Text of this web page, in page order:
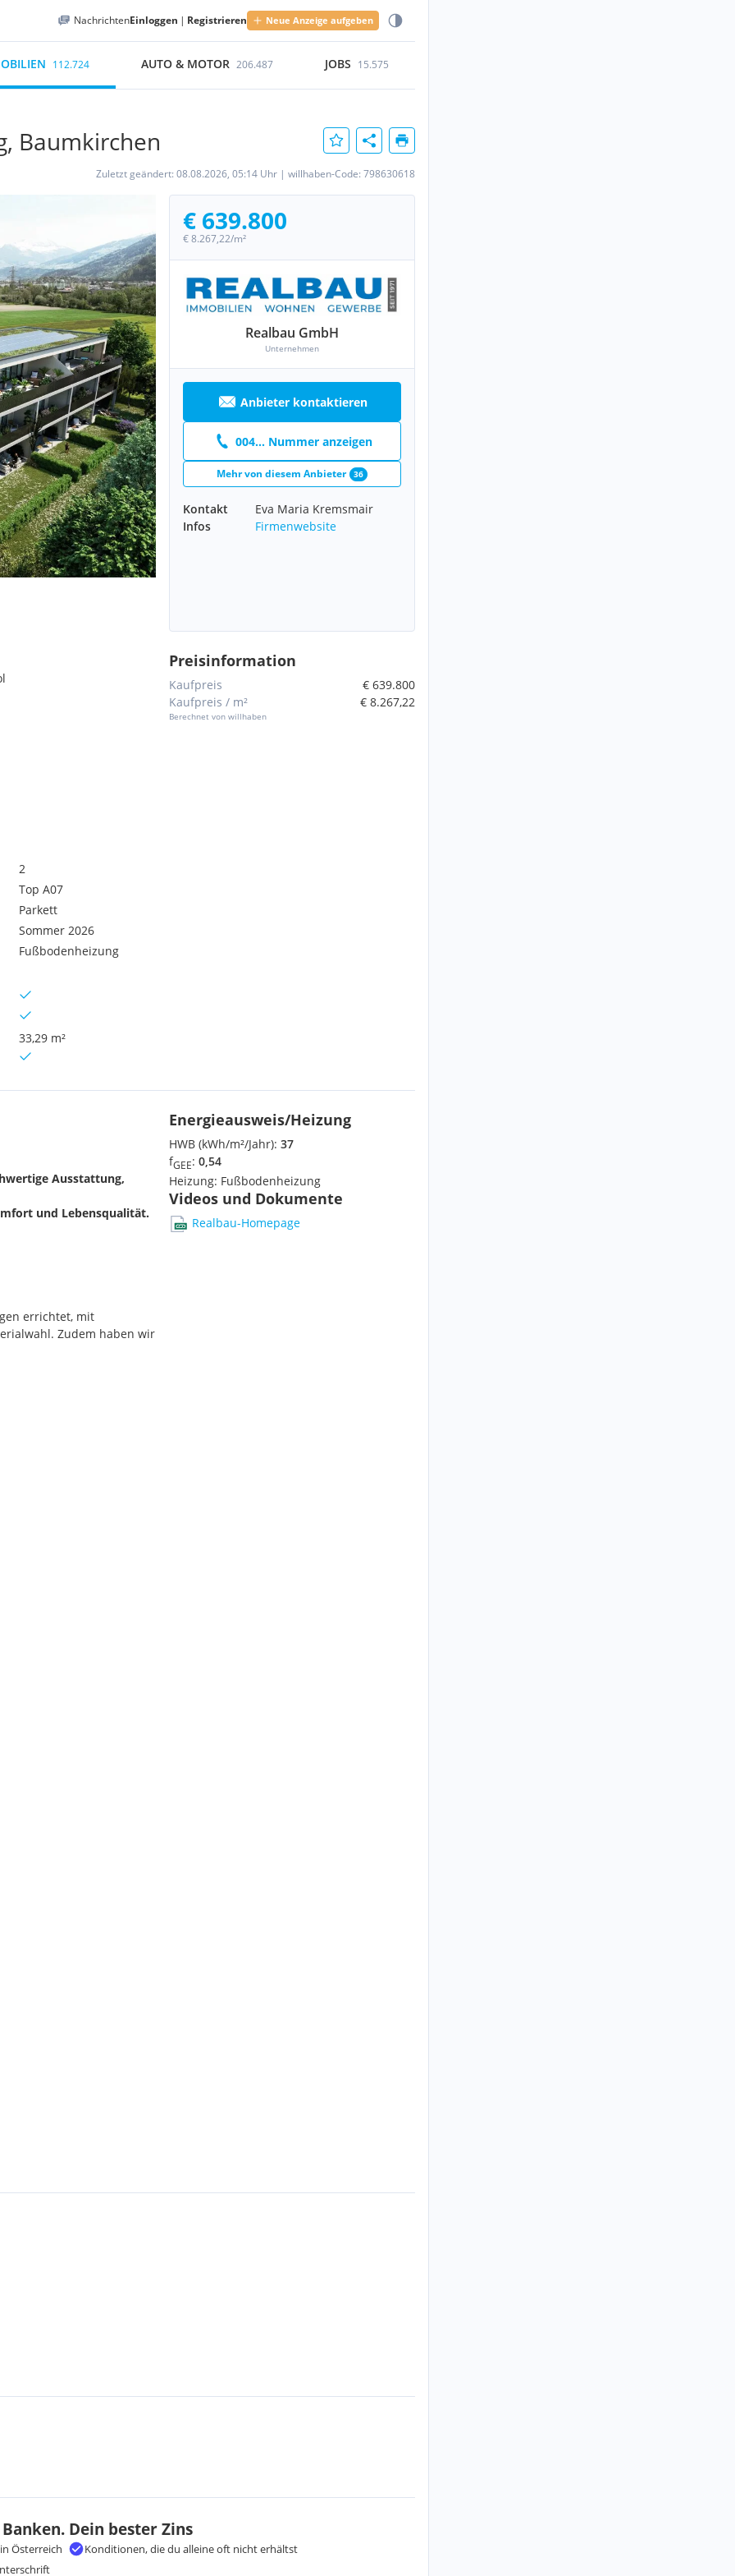
NachrichtenEinloggen | Registrieren Neue Anzeige aufgeben
112.724 AUTO & MOTOR 206.487 JOBS 15.575
Baumkirchen
Zuletzt geändert: 08.08.2026, 05:14 Uhr | willhaben-Code: 798630618
€ 639.800
€ 8.267,22/m²
Realbau GmbH
Unternehmen
Anbieter kontaktieren
004... Nummer anzeigen
Mehr von diesem Anbieter 36
Kontakt
Eva Maria Kremsmair
Infos
Firmenwebsite
2
Top A07
Parkett
Sommer 2026
Fußbodenheizung
33,29 m²
Preisinformation
Kaufpreis
€ 639.800
Kaufpreis / m²
Berechnet von willhaben
€ 8.267,22
Ausstattung,
und Lebensqualität.
errichtet, mit
Zudem haben wir
eingebaut,
und
Balkone sind südlich
Hall und Wattens
und durchdachtes
Gebäude
Wärme- und
bis zum Dach,
entstanden.
hin, ausgerichtet.
im Winter
produzieren Strom, der
gegeben, durch die 3-
im Preis inkludierten
oder
Platten
und zu den
auch für
Sportstätten sind in
an die neuen
Gespräch, wir beraten
Ausstattung,
Zuhause mit Komfort und
Bewohner durch eine
werden,
samt Kochinsel und
und die Extras!
Kaufpreis von je Euro
Details oder
Energieausweis/Heizung
HWB (kWh/m²/Jahr): 37
fGEE: 0,54
Heizung: Fußbodenheizung
Videos und Dokumente
Realbau-Homepage
Dein bester Zins
Österreich
Konditionen, die du alleine oft nicht erhältst